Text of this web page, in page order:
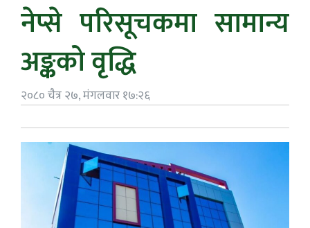
नेप्से परिसूचकमा सामान्य
अङ्कको वृद्धि
२०८० चैत्र २७, मंगलवार १७:२६